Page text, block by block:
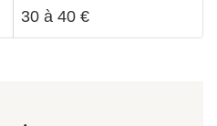
30 à 40 €